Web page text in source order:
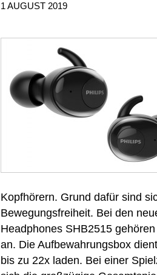
1 AUGUST 2019
Kopfhörern. Grund dafür sind
Bewegungsfreiheit. Bei den
Headphones SHB2515
an. Die Aufbewahrungsbox
bis zu 22x laden. Bei einer